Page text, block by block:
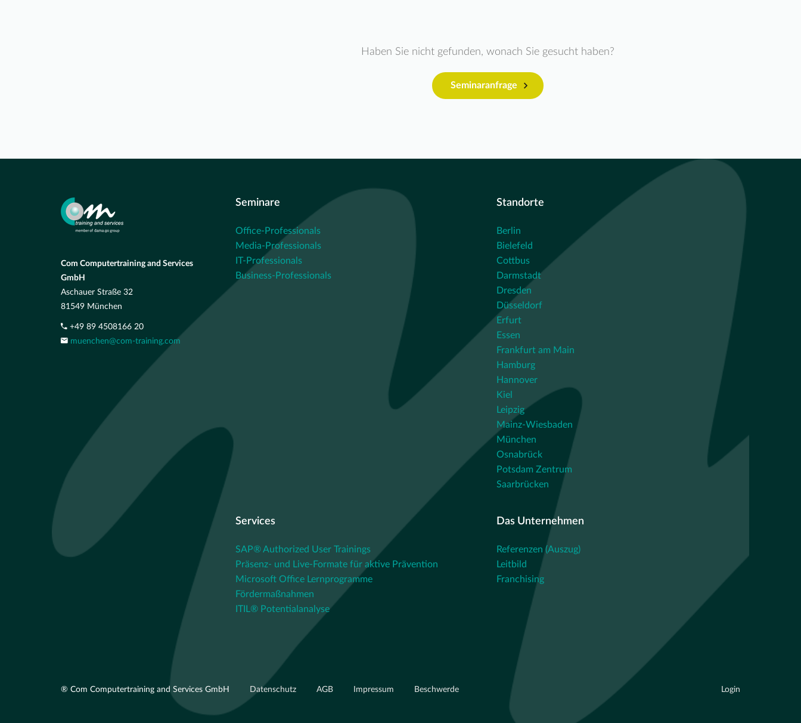
Haben Sie nicht gefunden, wonach Sie gesucht haben?
Seminaranfrage
Com Computertraining and Services
GmbH
Aschauer Straße 32
81549 München
+49 89 4508166 20
muenchen@com-training.com
Seminare
Office-Professionals
Media-Professionals
IT-Professionals
Business-Professionals
Standorte
Berlin
Bielefeld
Cottbus
Darmstadt
Dresden
Düsseldorf
Erfurt
Essen
Frankfurt am Main
Hamburg
Hannover
Kiel
Leipzig
Mainz-Wiesbaden
München
Osnabrück
Potsdam Zentrum
Saarbrücken
Services
SAP® Authorized User Trainings
Präsenz- und Live-Formate für aktive Prävention
Microsoft Office Lernprogramme
Fördermaßnahmen
ITIL® Potentialanalyse
Das Unternehmen
Referenzen (Auszug)
Leitbild
Franchising
® Com Computertraining and Services GmbH Datenschutz AGB Impressum Beschwerde Login